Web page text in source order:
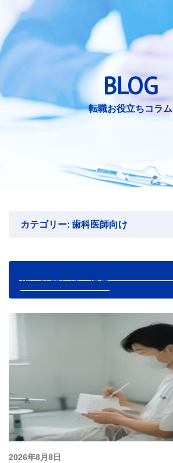
BLOG
転職お役立ちコラム
カテゴリー: 歯科医師向け
術と時間短縮の極意
投
2026年8月8日